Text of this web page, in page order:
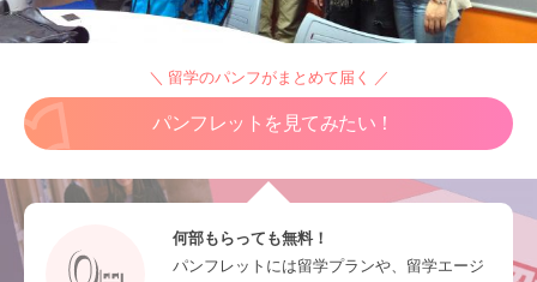
＼ 留学のパンフがまとめて届く ／
パンフレットを見てみたい！
何部もらっても無料！
パンフレットには留学プランや、留学エージ